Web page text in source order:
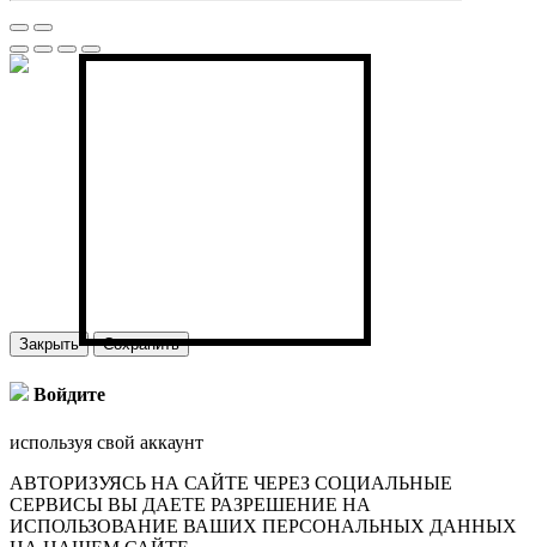
Закрыть Сохранить
Войдите
используя свой аккаунт
АВТОРИЗУЯСЬ НА САЙТЕ ЧЕРЕЗ СОЦИАЛЬНЫЕ
СЕРВИСЫ ВЫ ДАЕТЕ РАЗРЕШЕНИЕ НА
ИСПОЛЬЗОВАНИЕ ВАШИХ ПЕРСОНАЛЬНЫХ ДАННЫХ